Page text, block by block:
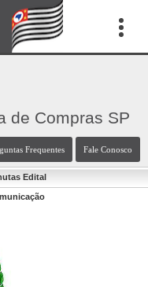
de Compras SP
Frequentes Fale Conosco
Edital